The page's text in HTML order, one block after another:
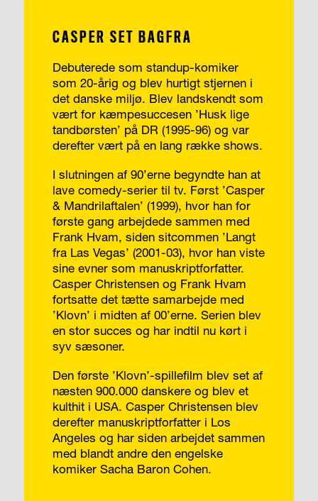
CASPER SET BAGFRA
Debuterede som standup-komiker
som 20-årig og blev hurtigt stjernen i
det danske miljø. Blev landskendt som
vært for kæmpesuccesen ’Husk lige
tandbørsten’ på DR (1995-96) og var
derefter vært på en lang række shows.
I slutningen af 90’erne begynd­te han at
lave comedy-serier til tv. Først ’Casper
& Mandrilaftalen’ (1999), hvor han for
første gang arbejdede sammen med
Frank Hvam, siden sitcommen ’Langt
fra Las Vegas’ (2001-03), hvor han viste
sine evner som manuskriptforfatter.
Casper Christensen og Frank Hvam
fortsatte det tætte samarbejde med
’Klovn’ i midten af 00’erne. Serien blev
en stor succes og har indtil nu kørt i
syv sæsoner.
Den første ’Klovn’-spillefilm blev set af
næsten 900.000 danskere og blev et
kulthit i USA. Casper Christensen blev
derefter manuskriptforfatter i Los
Angeles og har siden arbejdet sammen
med blandt andre den engelske
komiker Sacha Baron Cohen.